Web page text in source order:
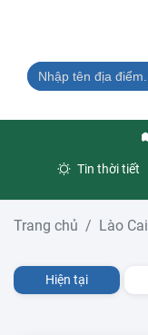
Tin thời tiết
Trang chủ Lào Cai
Hiện tại